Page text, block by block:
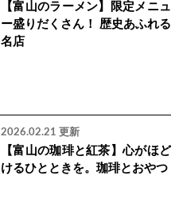
【富山のラーメン】限定メニュ
ー盛りだくさん！ 歴史あふれる
名店
2026.02.21 更新
【富山の珈琲と紅茶】心がほど
けるひとときを。珈琲とおやつ